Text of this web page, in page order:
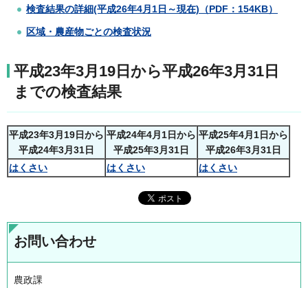
検査結果の詳細(平成26年4月1日～現在)（PDF：154KB）
区域・農産物ごとの検査状況
平成23年3月19日から平成26年3月31日
までの検査結果
平成23年3月19日から
平成24年3月31日
平成24年4月1日から
平成25年3月31日
平成25年4月1日から
平成26年3月31日
はくさい
はくさい はくさい
お問い合わせ
農政課